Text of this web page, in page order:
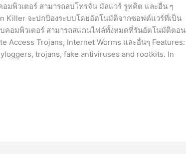
มพิวเตอร์ สามารถลบโทรจัน มัลแวร์ รูทคิต และอื่น ๆ
Killer จะปกป้องระบบโดยอัตโนมัติจากซอฟต์แวร์ที่เป็น
คอมพิวเตอร์ สามารถสแกนไฟล์ทั้งหมดที่รันอัตโนมัติตอน
Access Trojans, Internet Worms และอื่นๆ Features:
trojans, fake antiviruses and rootkits. In